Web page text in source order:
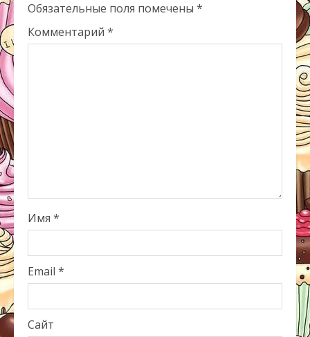
Обязательные поля помечены *
Комментарий *
Имя *
Email *
Сайт